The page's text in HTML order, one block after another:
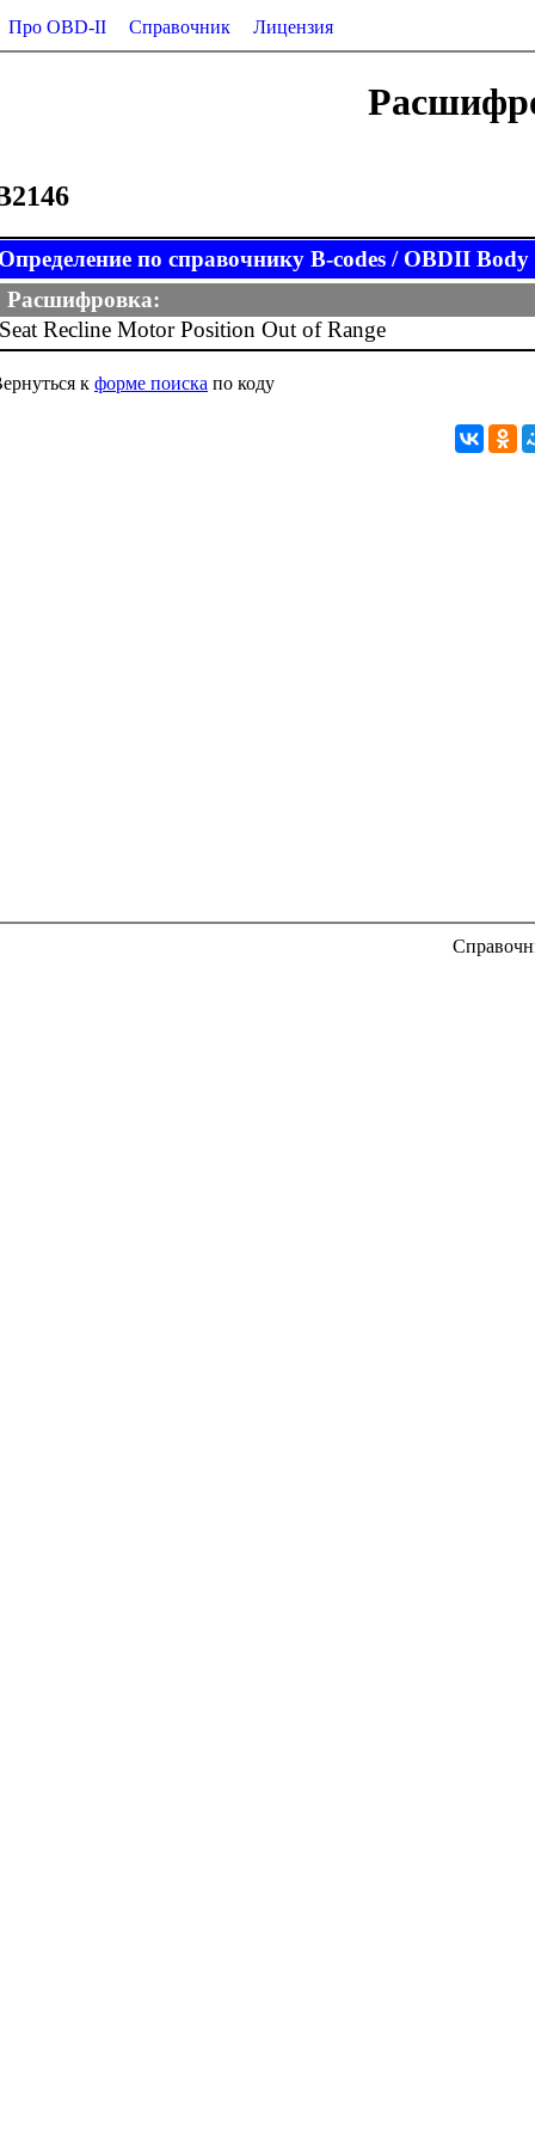
Про OBD-II Справочник Лицензия
по справочнику B-codes / OBDII Body
Расшифровка:
Seat Recline Motor Position Out of Range
к форме поиска по коду